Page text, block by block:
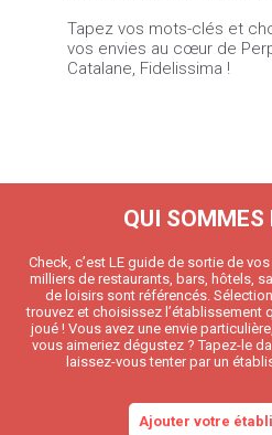
Tapez vos mots-clés et
vos envies au cœur de
Catalane, Fidelissima !
QUI SOMMES
Check, c’est LE guide de sortie de
milliers de restaurants, bars, hôtels,
de loisirs sont référencés.
trouvez et choisissez l’établissement
joué ! Vous avez une envie
vous aimeriez dégustez ? Tapez-le
laissez-vous tenter par un
Ajouter votre